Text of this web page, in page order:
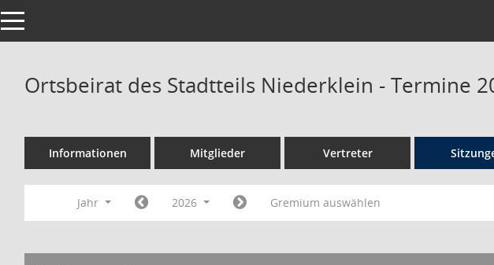
Toggle navigation
Ortsbeirat des Stadtteils Niederklein - Termine
Informationen Mitglieder Vertreter
Jahr 2026 Gremium auswählen